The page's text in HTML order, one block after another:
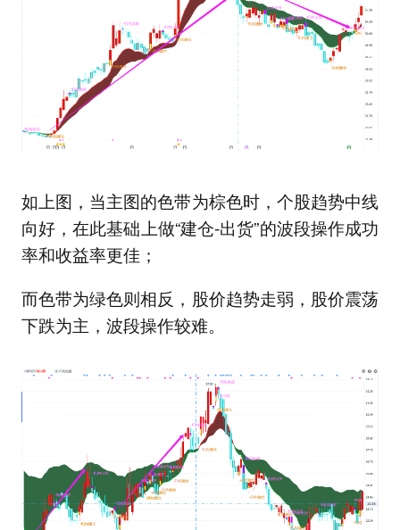
如上图，当主图的色带为棕色时，个股趋势中线
向好，在此基础上做“建仓-出货”的波段操作成功
率和收益率更佳；
而色带为绿色则相反，股价趋势走弱，股价震荡
下跌为主，波段操作较难。